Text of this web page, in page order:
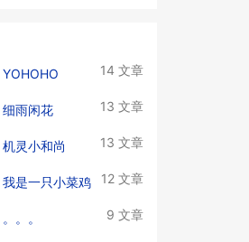
YOHOHO 14 文章
细雨闲花 13 文章
机灵小和尚 13 文章
我是一只小菜鸡 12 文章
。。。 9 文章